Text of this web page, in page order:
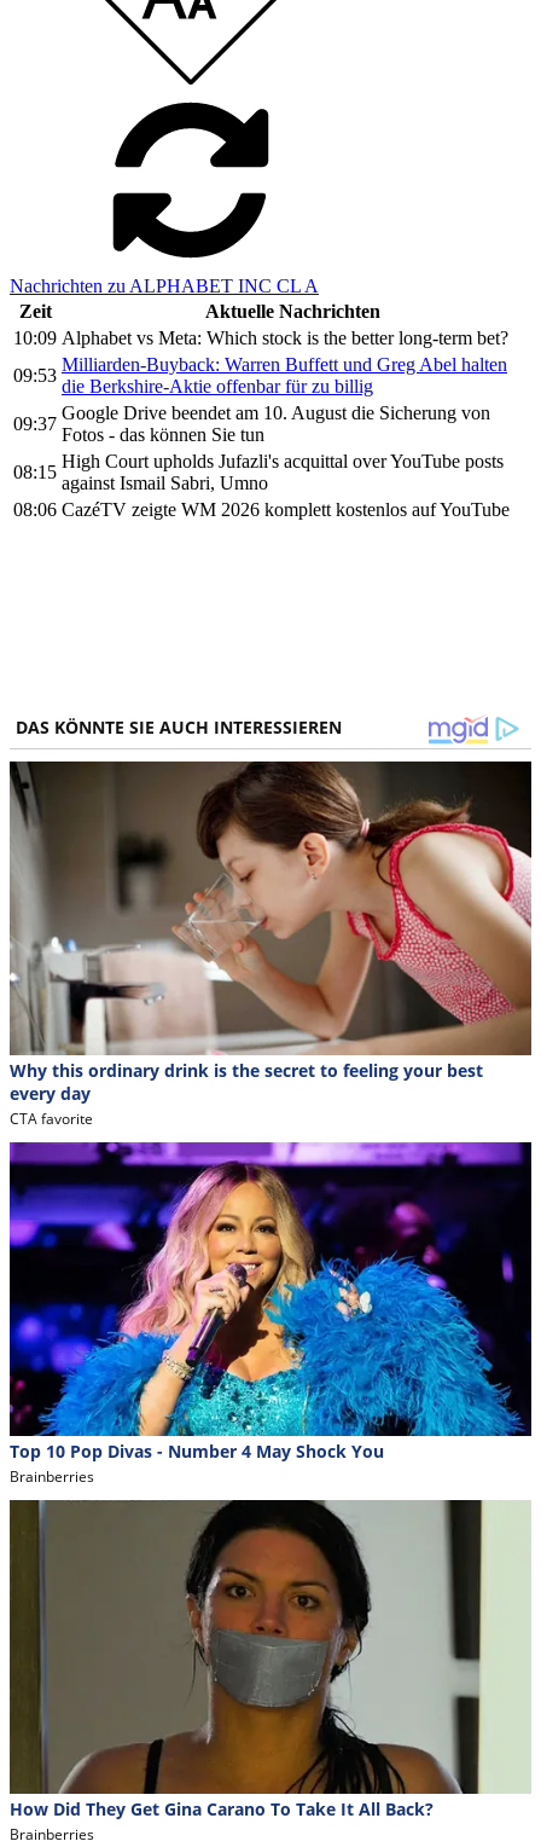
Nachrichten zu ALPHABET INC CL A
Zeit
Aktuelle Nachrichten
10:09 Alphabet vs Meta: Which stock is the better long-term bet?
09:53
Milliarden-Buyback: Warren Buffett und Greg Abel halten
die Berkshire-Aktie offenbar für zu billig
09:37
Google Drive beendet am 10. August die Sicherung von
Fotos - das können Sie tun
08:15
High Court upholds Jufazli's acquittal over YouTube posts
against Ismail Sabri, Umno
08:06 CazéTV zeigte WM 2026 komplett kostenlos auf YouTube